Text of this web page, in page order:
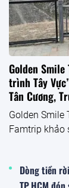
Golden
trình Tây
Tân Cương,
Golden Smile
Famtrip khảo
Dòng tiền